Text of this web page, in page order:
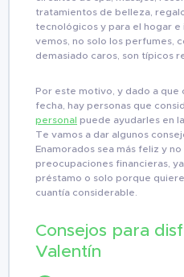
tratamientos de belleza,
tecnológicos y para el hogar e
vemos, no solo los perfumes,
demasiado caros, son típicos
Por este motivo, y dado a que
fecha, hay personas que
personal puede ayudarles en
Te vamos a dar algunos
Enamorados sea más feliz y
preocupaciones financieras,
préstamo o solo porque
cuantía considerable.
Consejos para
Valentín